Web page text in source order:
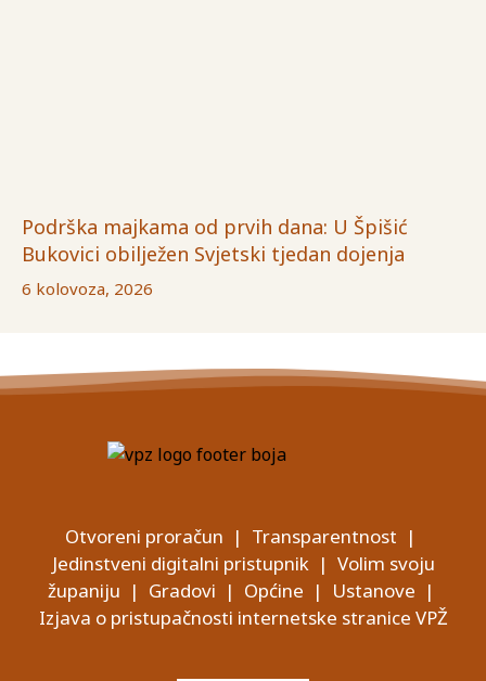
Podrška majkama od prvih dana: U Špišić
Bukovici obilježen Svjetski tjedan dojenja
6 kolovoza, 2026
Otvoreni proračun | Transparentnost |
Jedinstveni digitalni pristupnik| Volim svoju
županiju | Gradovi | Općine | Ustanove |
Izjava o pristupačnosti internetske stranice VPŽ